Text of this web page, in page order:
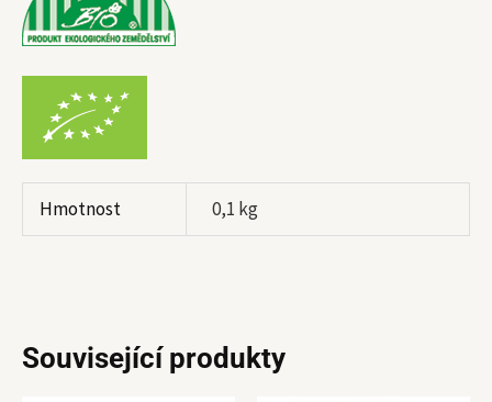
Hmotnost 0,1 kg
Související produkty